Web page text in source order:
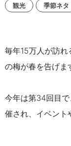
観光 季節ネタ
毎年15万人が訪
の梅が春を告げま
今年は第34回目で
催され、 イベント